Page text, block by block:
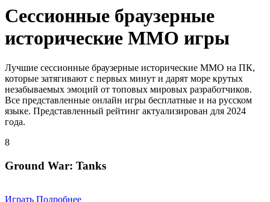
Сессионные браузерные
исторические MMO игры
Лучшие сессионные браузерные исторические MMO на ПК,
которые затягивают с первых минут и дарят море крутых
незабываемых эмоций от топовых мировых разработчиков.
Все представленные онлайн игры бесплатные и на русском
языке. Представленный рейтинг актуализирован для 2024
года.
8
Ground War: Tanks
Играть Подробнее